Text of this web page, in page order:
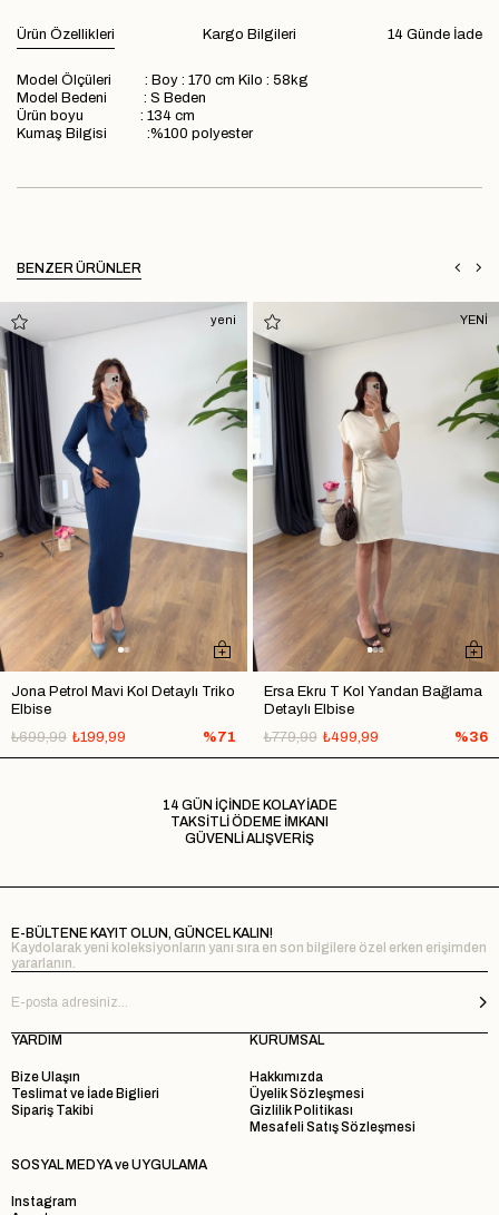
Ürün Özellikleri 14 Günde İade
Kargo Bilgileri
Model Ölçüleri : Boy : 170 cm Kilo : 58kg
Model Bedeni : S Beden
Ürün boyu : 134 cm
Kumaş Bilgisi :%100 polyester
BENZER ÜRÜNLER
Jona Petrol Mavi Kol Detaylı Triko
Elbise
₺199,99
₺699,99 %71
yeni
Ersa Ekru T Kol Yandan Bağlama
Detaylı Elbise
₺499,99
₺779,99 %36
YENİ
14 GÜN İÇİNDE KOLAY İADE
TAKSİTLİ ÖDEME İMKANI
GÜVENLİ ALIŞVERİŞ
E-BÜLTENE KAYIT OLUN, GÜNCEL KALIN!
Kaydolarak yeni koleksiyonların yanı sıra en son bilgilere özel erken erişimden
yararlanın.
YARDIM
Bize Ulaşın
Teslimat ve İade Biglieri
Sipariş Takibi
KURUMSAL
Hakkımızda
Üyelik Sözleşmesi
Gizlilik Politikası
Mesafeli Satış Sözleşmesi
SOSYAL MEDYA ve UYGULAMA
Instagram